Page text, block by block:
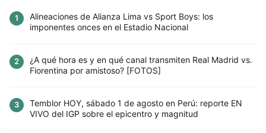
1
Alineaciones de Alianza Lima vs Sport Boys: los
imponentes onces en el Estadio Nacional
2
¿A qué hora es y en qué canal transmiten Real Madrid vs.
Fiorentina por amistoso? [FOTOS]
3
Temblor HOY, sábado 1 de agosto en Perú: reporte EN
VIVO del IGP sobre el epicentro y magnitud